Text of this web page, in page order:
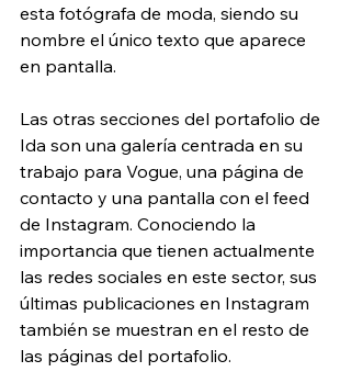
esta fotógrafa de moda, siendo su
nombre el único texto que aparece
en pantalla.
Las otras secciones del portafolio de
Ida son una galería centrada en su
trabajo para Vogue, una página de
contacto y una pantalla con el feed
de Instagram. Conociendo la
importancia que tienen actualmente
las redes sociales en este sector, sus
últimas publicaciones en Instagram
también se muestran en el resto de
las páginas del portafolio.